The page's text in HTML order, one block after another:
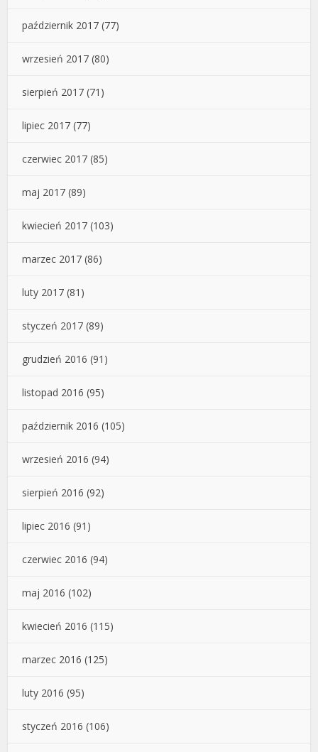
październik 2017 (77)
wrzesień 2017 (80)
sierpień 2017 (71)
lipiec 2017 (77)
czerwiec 2017 (85)
maj 2017 (89)
kwiecień 2017 (103)
marzec 2017 (86)
luty 2017 (81)
styczeń 2017 (89)
grudzień 2016 (91)
listopad 2016 (95)
październik 2016 (105)
wrzesień 2016 (94)
sierpień 2016 (92)
lipiec 2016 (91)
czerwiec 2016 (94)
maj 2016 (102)
kwiecień 2016 (115)
marzec 2016 (125)
luty 2016 (95)
styczeń 2016 (106)